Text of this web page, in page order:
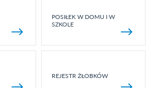
POSIŁEK W DOMU I W
SZKOLE
REJESTR ŻŁOBKÓW